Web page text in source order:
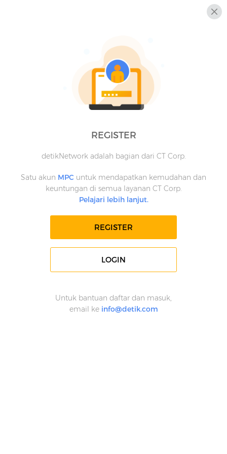
REGISTER
detikNetwork adalah bagian dari CT Corp.
Satu akun MPC untuk mendapatkan kemudahan dan
keuntungan di semua layanan CT Corp.
Pelajari lebih lanjut.
REGISTER
LOGIN
Untuk bantuan daftar dan masuk,
email ke info@detik.com